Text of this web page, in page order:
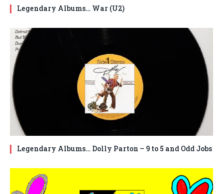
Legendary Albums… War (U2)
Legendary Albums… Dolly Parton – 9 to 5 and Odd Jobs